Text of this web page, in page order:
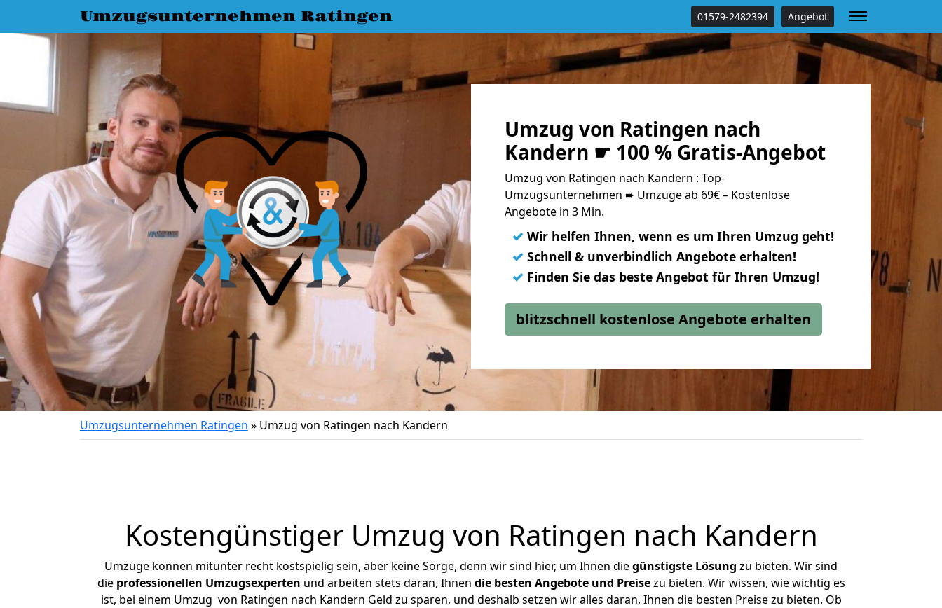
Umzugsunternehmen Ratingen 01579-2482394 Angebot
Umzug von Ratingen nach
Kandern ☛ 100 % Gratis-Angebot
Umzug von Ratingen nach Kandern : Top-
Umzugsunternehmen ➨ Umzüge ab 69€ – Kostenlose
Angebote in 3 Min.
✓ Wir helfen Ihnen, wenn es um Ihren Umzug geht!
✓ Schnell & unverbindlich Angebote erhalten!
✓ Finden Sie das beste Angebot für Ihren Umzug!
blitzschnell kostenlose Angebote erhalten
Umzugsunternehmen Ratingen » Umzug von Ratingen nach Kandern
Kostengünstiger Umzug von Ratingen nach Kandern
Umzüge können mitunter recht kostspielig sein, aber keine Sorge, denn wir sind hier, um Ihnen diegünstigste Lösung zu bieten. Wir sind
die professionellen Umzugsexperten und arbeiten stets daran, Ihnen die besten Angebote und Preisezu bieten. Wir wissen, wie wichtig es
ist, bei einem Umzug von Ratingen nach Kandern Geld zu sparen, und deshalb setzen wir alles daran, Ihnen die besten Preise zu bieten. Ob